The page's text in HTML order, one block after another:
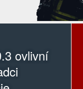
ovlivní